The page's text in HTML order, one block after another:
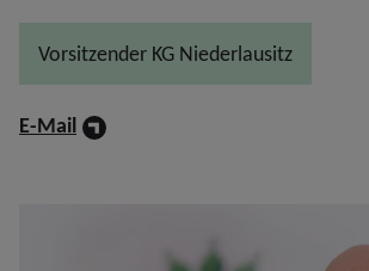
Vorsitzender KG Niederlausitz
E-Mail